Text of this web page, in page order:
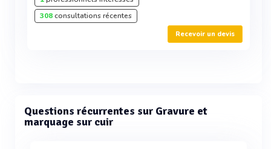
308consultations récentes
Recevoir un devis
Questions récurrentes sur Gravure et
marquage sur cuir